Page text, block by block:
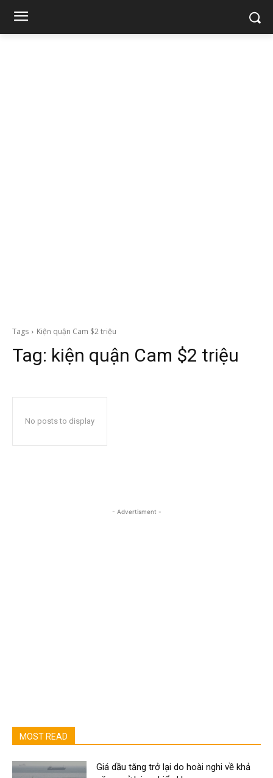
Tags Kiện quận Cam $2 triệu
Tag: kiện quận Cam $2 triệu
No posts to display
- Advertisment -
MOST READ
Giá dầu tăng trở lại do hoài nghi về khả